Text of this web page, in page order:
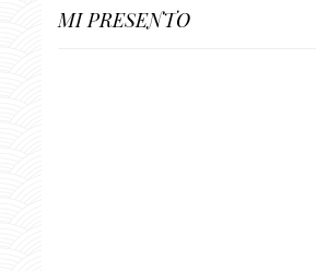
MI PRESENTO